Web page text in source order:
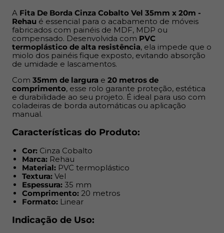
Formato: Linear
Indicação de Uso:
Acabamento de móveis residenciais, comerciais ou
corporativos
Painéis de MDF, MDP ou compensado
Projetos de marcenaria e móveis planejados
Ambientes internos como cozinhas, banheiros e
dormitórios
Benefícios:
Evita exposição e infiltração de umidade nas bordas
Protege contra lascamentos e impactos
Acabamento visual mais limpo e profissional
Superfície com textura e cor compatível com o MDF
correspondente
Compatível com aplicação manual ou por coladeira
A Fita De Borda Cinza Cobalto Vel 35mm x 20m -
Rehau é essencial para o acabamento de móveis
fabricados com painéis de MDF, MDP ou
compensado. Desenvolvida com PVC
termoplástico de alta resistência, ela impede que o
miolo dos painéis fique exposto, evitando absorção
de umidade e lascamentos.
Com 35mm de largura e 20 metros de
comprimento, esse rolo garante proteção, estética
e durabilidade ao seu projeto. É ideal para uso com
coladeiras de borda automáticas ou aplicação
manual.
Características do Produto:
Cor: Cinza Cobalto
Marca: Rehau
Material: PVC termoplástico
Textura: Vel
Espessura: 35 mm
Comprimento: 20 metros
Formato: Linear
Indicação de Uso: